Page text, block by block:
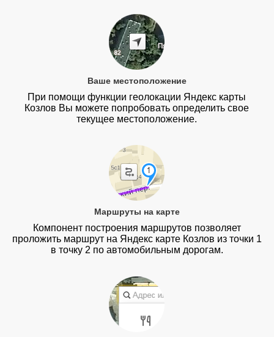
Ваше местоположение
При помощи функции геолокации Яндекс карты
Козлов Вы можете попробовать определить свое
текущее местоположение.
Маршруты на карте
Компонент построения маршрутов позволяет
проложить маршрут на Яндекс карте Козлов из точки 1
в точку 2 по автомобильным дорогам.